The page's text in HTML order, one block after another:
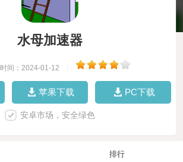
水母加速器
时间：2024-01-12
苹果下载 PC下载
安卓市场，安全绿色
排行